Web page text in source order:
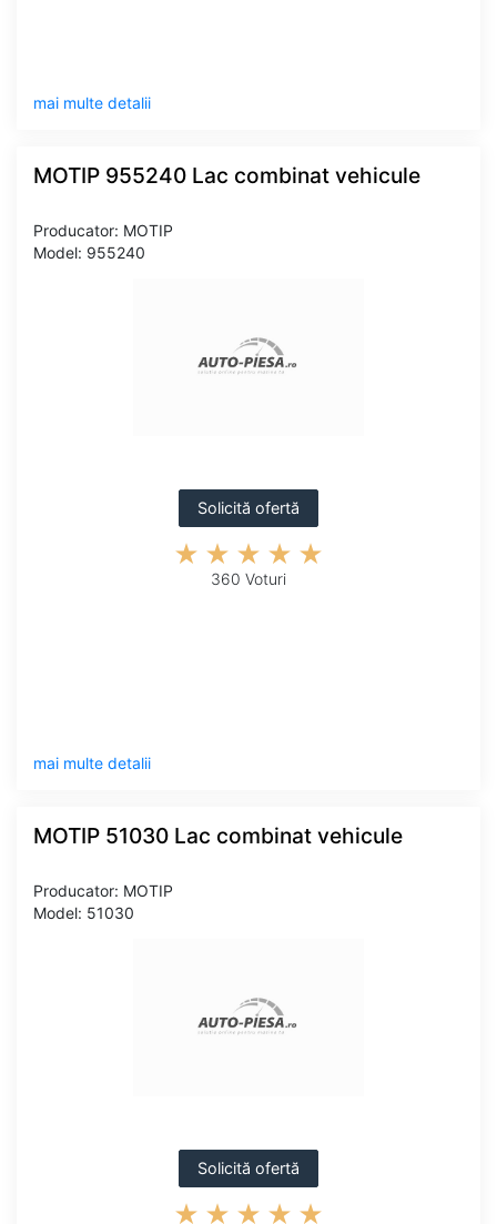
mai multe detalii
MOTIP 955240 Lac combinat vehicule
Producator: MOTIP
Model: 955240
Solicită ofertă
360 Voturi
mai multe detalii
MOTIP 51030 Lac combinat vehicule
Producator: MOTIP
Model: 51030
Solicită ofertă